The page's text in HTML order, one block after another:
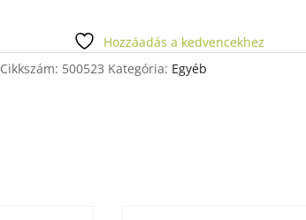
mennyiség
Hozzáadás a kedvencekhez
Cikkszám: 500523 Kategória: Egyéb